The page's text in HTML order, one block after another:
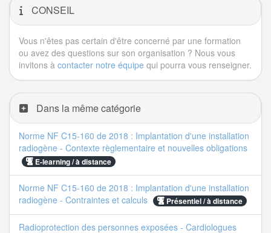
CONSEIL
Vous n'êtes pas certain d'être concerné par une formation
ou avez des questions sur son organisation ? Nous vous
invitons à contacter notre équipe qui pourra vous renseigner.
Dans la même catégorie
Norme NF C15-160 de 2018 : Implantation d'une installation
radiogène - Contexte règlementaire et nouvelles obligations
E-learning / à distance
Norme NF C15-160 de 2018 : Implantation d'une installation
radiogène - Contraintes et calculs
Présentiel / à distance
Radioprotection des personnes exposées - Cardiologues